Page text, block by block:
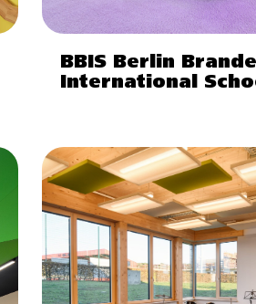
BBIS Berlin
International